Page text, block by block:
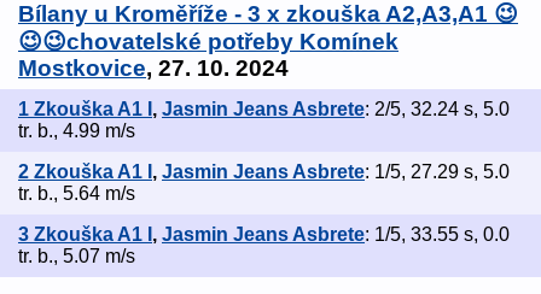
Bílany u Kroměříže - 3 x zkouška A2,A3,A1 😉
😉😉chovatelské potřeby Komínek
Mostkovice, 27. 10. 2024
1 Zkouška A1 I , Jasmin Jeans Asbrete: 2/5, 32.24 s, 5.0
tr. b., 4.99 m/s
2 Zkouška A1 I , Jasmin Jeans Asbrete: 1/5, 27.29 s, 5.0
tr. b., 5.64 m/s
3 Zkouška A1 I , Jasmin Jeans Asbrete: 1/5, 33.55 s, 0.0
tr. b., 5.07 m/s